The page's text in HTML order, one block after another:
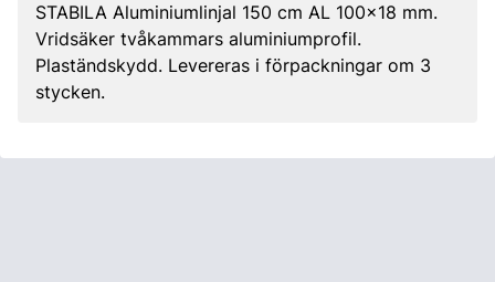
STABILA Aluminiumlinjal 150 cm AL 100x18 mm.
Vridsäker tvåkammars aluminiumprofil.
Plaständskydd. Levereras i förpackningar om 3
stycken.